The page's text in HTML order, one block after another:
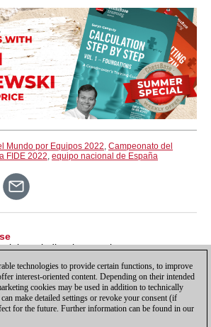
Mundo por Equipos 2022, Campeonato del
FIDE 2022, equipo nacional de España
e indicaciones sobre nuestros
technologies to provide certain functions, to improve
interest-oriented content. Depending on their intended
cookies may be used in addition to technically
make detailed settings or revoke your consent (if
for the future. Further information can be found in our